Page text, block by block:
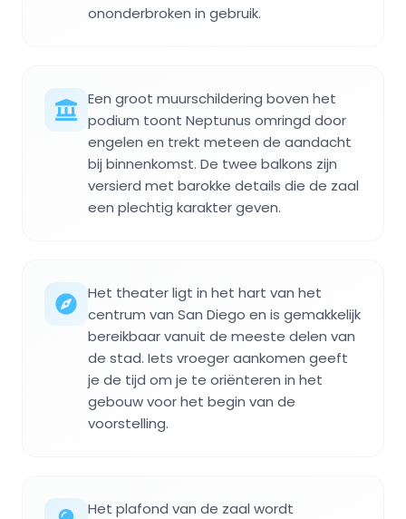
ononderbroken in gebruik.
Een groot muurschildering boven het
podium toont Neptunus omringd door
engelen en trekt meteen de aandacht
bij binnenkomst. De twee balkons zijn
versierd met barokke details die de zaal
een plechtig karakter geven.
Het theater ligt in het hart van het
centrum van San Diego en is gemakkelijk
bereikbaar vanuit de meeste delen van
de stad. Iets vroeger aankomen geeft
je de tijd om je te oriënteren in het
gebouw voor het begin van de
voorstelling.
Het plafond van de zaal wordt